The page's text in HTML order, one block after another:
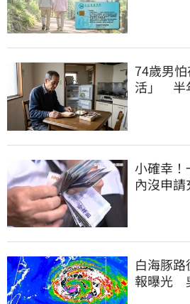
74歲男
活」 半
小確幸！
內沒申
白海豚
報曝光